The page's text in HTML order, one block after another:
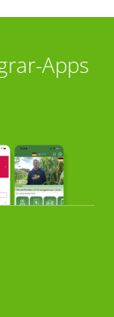
Apps